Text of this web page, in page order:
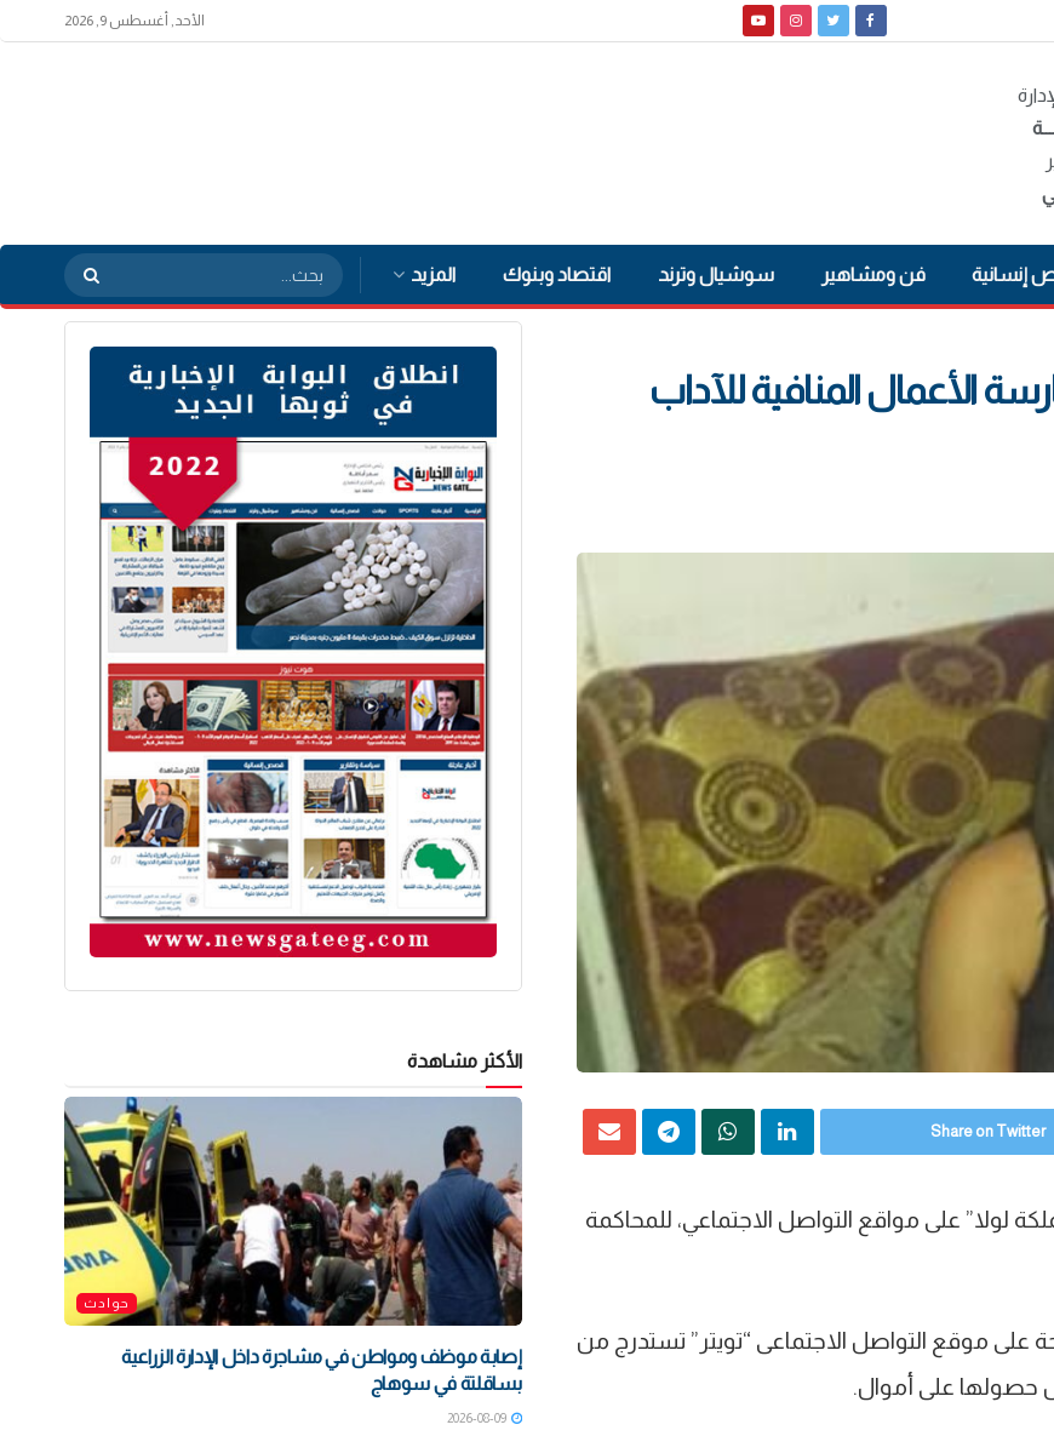
الأحد, أغسطس 9, 2026
إنسانية فن ومشاهير سوشيال وترند اقتصاد وبنوك المزيد
الأعمال المنافية للآداب
Share on Twitter
لولا” على مواقع التواصل الاجتماعي، للمحاكمة
موقع التواصل الاجتماعى “تويتر” تستدرج من
حصولها على أموال.
الأكثر مشاهدة
حوادث
إصابة موظف ومواطن في مشاجرة داخل الإدارة الزراعية
بساقلتة في سوهاج
2026-08-09